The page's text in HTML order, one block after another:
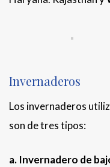
Invernaderos
Los invernaderos
son de tres tipos:
a. Invernadero de